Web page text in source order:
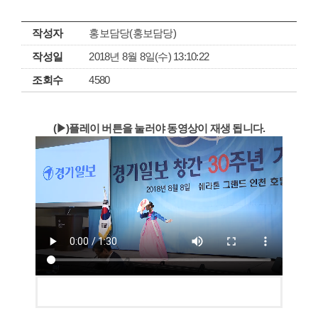
작성자
홍보담당(홍보담당)
작성일
2018년 8월 8일(수) 13:10:22
조회수
4580
(▶)플레이 버튼을 눌러야 동영상이 재생 됩니다.